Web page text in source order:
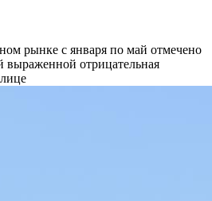
рынке с января по май отмечено
выраженной отрицательная